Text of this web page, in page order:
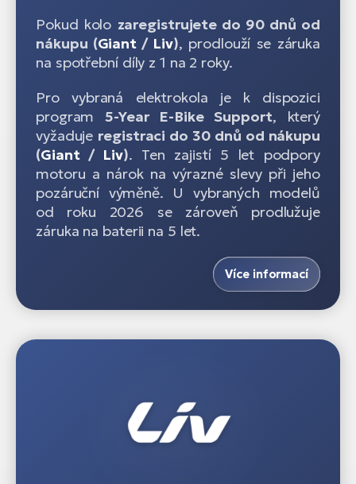
Pokud kolo zaregistrujete do 90 dnů od
nákupu (Giant / Liv), prodlouží se záruka
na spotřební díly z 1 na 2 roky.
Pro vybraná elektrokola je k dispozici
program5-Year E-Bike Support, který
vyžaduje registraci do 30 dnů od nákupu
(Giant/ Liv). Ten zajistí 5 let podpory
motoru a nárok na výrazné slevy při jeho
pozáruční výměně. U vybraných modelů
od roku 2026 se zároveň prodlužuje
záruka na baterii na 5 let.
Více informací